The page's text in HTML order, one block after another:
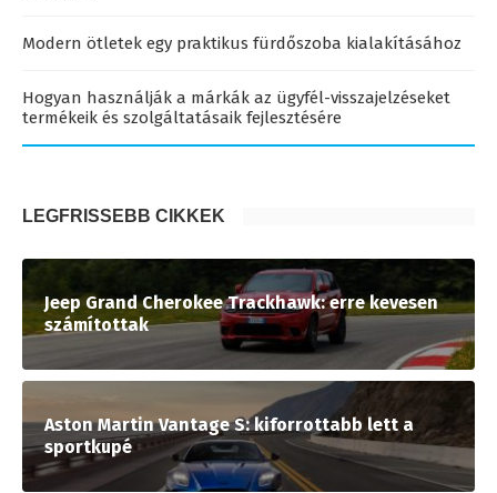
Modern ötletek egy praktikus fürdőszoba kialakításához
Hogyan használják a márkák az ügyfél-visszajelzéseket
termékeik és szolgáltatásaik fejlesztésére
LEGFRISSEBB CIKKEK
Jeep Grand Cherokee Trackhawk: erre kevesen
számítottak
Aston Martin Vantage S: kiforrottabb lett a
sportkupé